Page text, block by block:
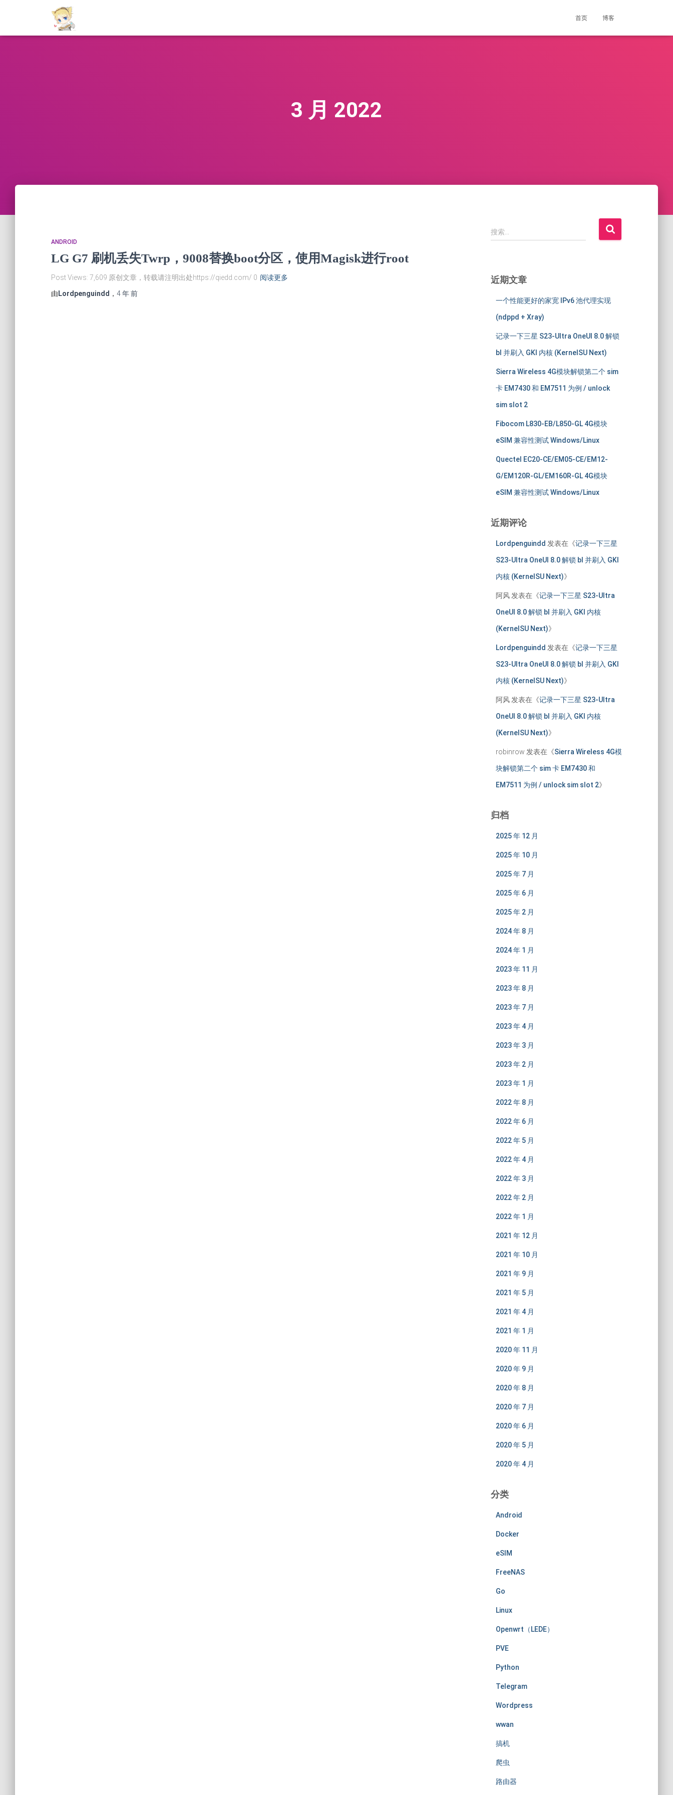
首页 博客
3 月 2022
ANDROID
LG G7 刷机丢失Twrp，9008替换boot分区，使用Magisk进行root
Post Views: 7,609 原创文章，转载请注明出处https://qiedd.com/ 0 阅读更多
由 Lordpenguindd ， 4 年前
搜
索
搜索…
近期文章
一个性能更好的家宽 IPv6 池代理实现
(ndppd + Xray)
记录一下三星 S23-Ultra OneUI 8.0 解锁
bl 并刷入 GKI 内核 (KernelSU Next)
Sierra Wireless 4G模块解锁第二个 sim
卡 EM7430 和 EM7511 为例 / unlock
sim slot 2
Fibocom L830-EB/L850-GL 4G模块
eSIM 兼容性测试 Windows/Linux
Quectel EC20-CE/EM05-CE/EM12-
G/EM120R-GL/EM160R-GL 4G模块
eSIM 兼容性测试 Windows/Linux
近期评论
Lordpenguindd 发表在《记录一下三星
S23-Ultra OneUI 8.0 解锁 bl 并刷入 GKI
内核 (KernelSU Next)》
阿风发表在《记录一下三星 S23-Ultra
OneUI 8.0 解锁 bl 并刷入 GKI 内核
(KernelSU Next)》
Lordpenguindd 发表在《记录一下三星
S23-Ultra OneUI 8.0 解锁 bl 并刷入 GKI
内核 (KernelSU Next)》
阿风发表在《记录一下三星 S23-Ultra
OneUI 8.0 解锁 bl 并刷入 GKI 内核
(KernelSU Next)》
robinrow 发表在《Sierra Wireless 4G模
块解锁第二个 sim 卡 EM7430 和
EM7511 为例 / unlock sim slot 2》
归档
2025 年 12 月
2025 年 10 月
2025 年 7 月
2025 年 6 月
2025 年 2 月
2024 年 8 月
2024 年 1 月
2023 年 11 月
2023 年 8 月
2023 年 7 月
2023 年 4 月
2023 年 3 月
2023 年 2 月
2023 年 1 月
2022 年 8 月
2022 年 6 月
2022 年 5 月
2022 年 4 月
2022 年 3 月
2022 年 2 月
2022 年 1 月
2021 年 12 月
2021 年 10 月
2021 年 9 月
2021 年 5 月
2021 年 4 月
2021 年 1 月
2020 年 11 月
2020 年 9 月
2020 年 8 月
2020 年 7 月
2020 年 6 月
2020 年 5 月
2020 年 4 月
分类
Android
Docker
eSIM
FreeNAS
Go
Linux
Openwrt（LEDE）
PVE
Python
Telegram
Wordpress
wwan
搞机
爬虫
路由器